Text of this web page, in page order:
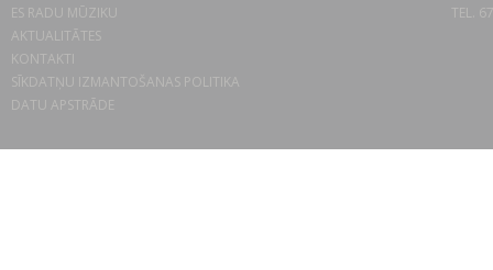
ES RADU MŪZIKU
AKTUALITĀTES
KONTAKTI
SĪKDATŅU IZMANTOŠANAS POLITIKA
DATU APSTRĀDE
TEL.